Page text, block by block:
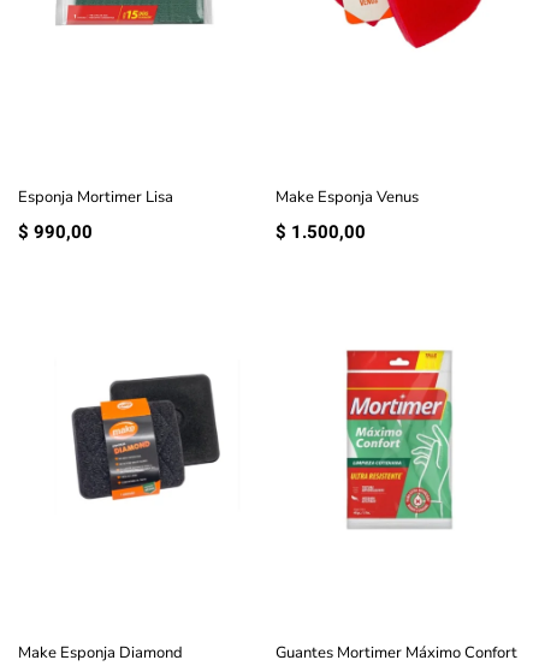
Esponja Mortimer Lisa
$ 990,00
Make Esponja Venus
$ 1.500,00
Make Esponja Diamond Guantes Mortimer Máximo Confort